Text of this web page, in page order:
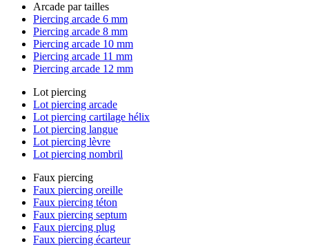
Arcade par tailles
Piercing arcade 6 mm
Piercing arcade 8 mm
Piercing arcade 10 mm
Piercing arcade 11 mm
Piercing arcade 12 mm
Lot piercing
Lot piercing arcade
Lot piercing cartilage hélix
Lot piercing langue
Lot piercing lèvre
Lot piercing nombril
Faux piercing
Faux piercing oreille
Faux piercing téton
Faux piercing septum
Faux piercing plug
Faux piercing écarteur